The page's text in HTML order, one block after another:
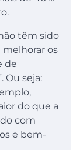
têm sido
melhorar os
de
Ou seja:
do que a
com
e bem-